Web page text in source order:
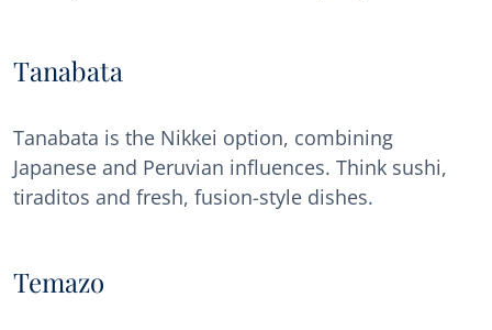
Tanabata
Tanabata is the Nikkei option, combining
Japanese and Peruvian influences. Think sushi,
tiraditos and fresh, fusion-style dishes.
Temazo